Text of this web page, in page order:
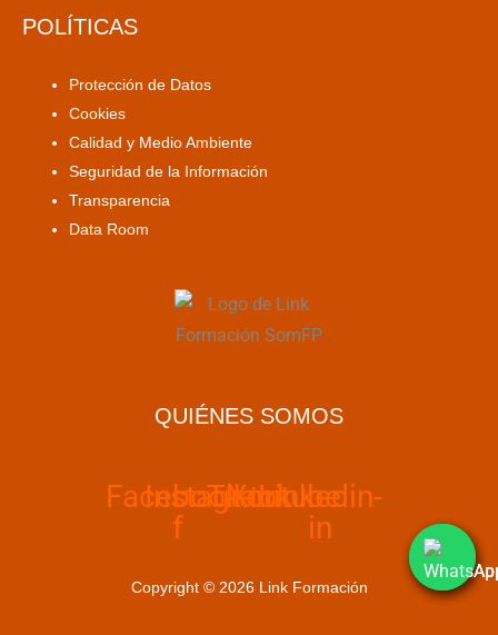
POLÍTICAS
Protección de Datos
Cookies
Calidad y Medio Ambiente
Seguridad de la Información
Transparencia
Data Room
QUIÉNES SOMOS
Facebook-
f
Instagram
Tiktok
Youtube
Linkedin-
in
Copyright © 2026 Link Formación